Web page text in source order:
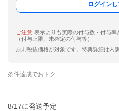
ログイン
ご注意 表示よりも実際の付与数・付与率
（付与上限、未確定の付与等）
原則税抜価格が対象です。特典詳細は内
条件達成でおトク
8/17に発送予定